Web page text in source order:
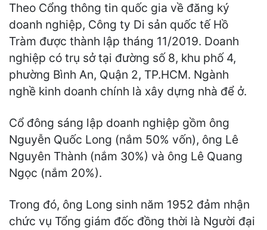
Theo Cổng thông tin quốc gia về đăng ký
doanh nghiệp, Công ty Di sản quốc tế Hồ
Tràm được thành lập tháng 11/2019. Doanh
nghiệp có trụ sở tại đường số 8, khu phố 4,
phường Bình An, Quận 2, TP.HCM. Ngành
nghề kinh doanh chính là xây dựng nhà để ở.
Cổ đông sáng lập doanh nghiệp gồm ông
Nguyễn Quốc Long (nắm 50% vốn), ông Lê
Nguyên Thành (nắm 30%) và ông Lê Quang
Ngọc (nắm 20%).
Trong đó, ông Long sinh năm 1952 đảm nhận
chức vụ Tổng giám đốc đồng thời là Người đại